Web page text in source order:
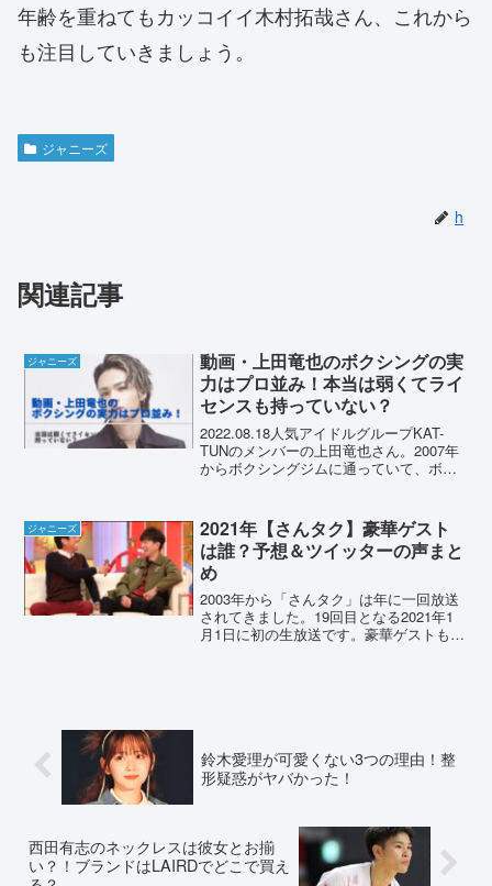
年齢を重ねてもカッコイイ木村拓哉さん、これから
も注目していきましょう。
ジャニーズ
h
関連記事
ジャニーズ
動画・上田竜也のボクシングの実
力はプロ並み！本当は弱くてライ
センスも持っていない？
2022.08.18人気アイドルグループKAT-
TUNのメンバーの上田竜也さん。2007年
からボクシングジムに通っていて、ボク
クシングの実力はどのくらいなのでしょ
うか？...
ジャニーズ
2021年【さんタク】豪華ゲスト
は誰？予想＆ツイッターの声まと
め
2003年から「さんタク」は年に一回放送
されてきました。19回目となる2021年1
月1日に初の生放送です。豪華ゲストも出
鈴木愛理が可愛くない3つの理由！整
形疑惑がヤバかった！
西田有志のネックレスは彼女とお揃
い？！ブランドはLAIRDでどこで買え